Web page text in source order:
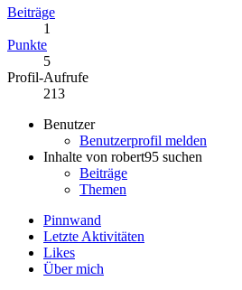
Beiträge
1
Punkte
5
Profil-Aufrufe
213
Benutzer
Benutzerprofil melden
Inhalte von robert95 suchen
Beiträge
Themen
Pinnwand
Letzte Aktivitäten
Likes
Über mich